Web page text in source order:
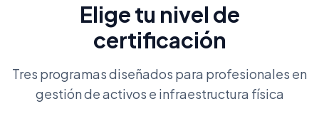
Elige tu nivel de
certificación
Tres programas diseñados para profesionales en
gestión de activos e infraestructura física